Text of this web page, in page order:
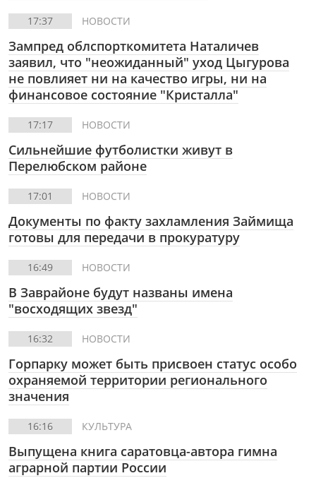
17:37 НОВОСТИ
Зампред облспорткомитета Наталичев
заявил, что "неожиданный" уход Цыгурова
не повлияет ни на качество игры, ни на
финансовое состояние "Кристалла"
17:17 НОВОСТИ
Сильнейшие футболистки живут в
Перелюбском районе
17:01 НОВОСТИ
Документы по факту захламления Займища
готовы для передачи в прокуратуру
16:49 НОВОСТИ
В Заврайоне будут названы имена
"восходящих звезд"
16:32 НОВОСТИ
Горпарку может быть присвоен статус особо
охраняемой территории регионального
значения
16:16 КУЛЬТУРА
Выпущена книга саратовца-автора гимна
аграрной партии России